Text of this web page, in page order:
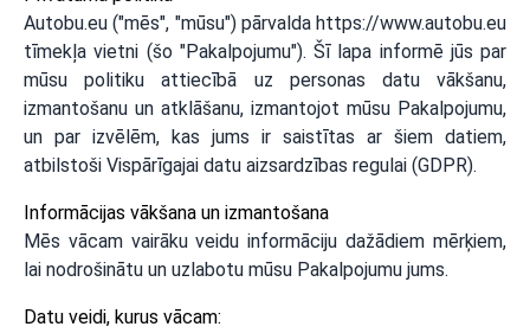
Autobu.eu ("mēs", "mūsu") pārvalda https://www.autobu.eu
tīmekļa vietni (šo "Pakalpojumu"). Šī lapa informē jūs par
mūsu politiku attiecībā uz personas datu vākšanu,
izmantošanu un atklāšanu, izmantojot mūsu Pakalpojumu,
un par izvēlēm, kas jums ir saistītas ar šiem datiem,
atbilstoši Vispārīgajai datu aizsardzības regulai (GDPR).
Informācijas vākšana un izmantošana
Mēs vācam vairāku veidu informāciju dažādiem mērķiem,
lai nodrošinātu un uzlabotu mūsu Pakalpojumu jums.
Datu veidi, kurus vācam: